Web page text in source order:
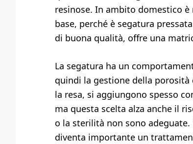
resinose. In ambito domestico
base, perché è segatura
di buona qualità, offre una
La segatura ha un
quindi la gestione della
la resa, si aggiungono spesso
ma questa scelta alza anche il
o la sterilità non sono adeguate.
diventa importante un